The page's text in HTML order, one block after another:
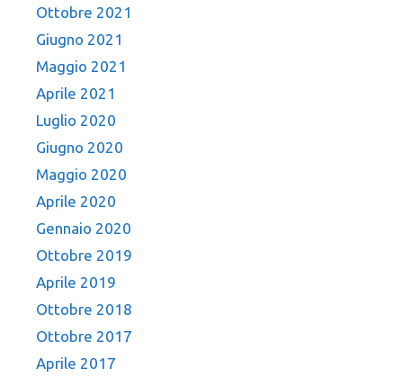
Ottobre 2021
Giugno 2021
Maggio 2021
Aprile 2021
Luglio 2020
Giugno 2020
Maggio 2020
Aprile 2020
Gennaio 2020
Ottobre 2019
Aprile 2019
Ottobre 2018
Ottobre 2017
Aprile 2017